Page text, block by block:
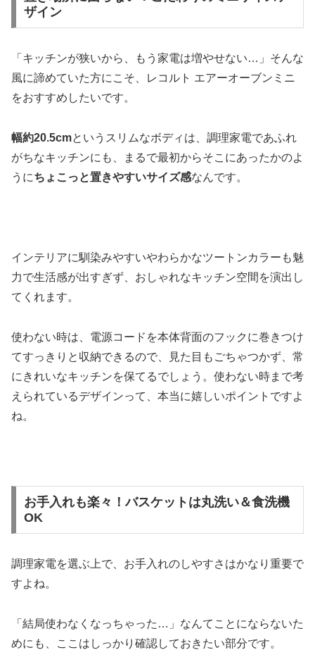
ザイン
「キッチンが狭いから、もう家電は増やせない…」そんな
風に諦めていた方にこそ、レコルト エアーオーブンミニ
をおすすめしたいです。
幅約20.5cmというスリムなボディは、調理家電であふれ
がちなキッチンにも、まるで最初からそこにあったかのよ
うにちょこっと置きやすいサイズ感なんです。
インテリアに馴染みやすいやわらかなツートンカラーも魅
力で生活感が出すぎず、おしゃれなキッチン空間を演出し
てくれます。
使わない時は、電源コードを本体背面のフックに巻きつけ
てすっきりと収納できるので、見た目もごちゃつかず、常
にきれいなキッチンを保てるでしょう。使わない時まで考
えられているデザインって、本当に嬉しいポイントですよ
ね。
お手入れも楽々！バスケットは丸洗い＆食洗機
OK
調理家電を選ぶ上で、お手入れのしやすさはかなり重要で
すよね。
「結局使わなくなっちゃった…」なんてことにならないた
めにも、ここはしっかり確認しておきたい部分です。